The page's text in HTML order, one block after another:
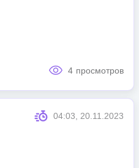
4 просмотров
04:03, 20.11.2023